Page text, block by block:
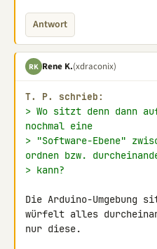
Antwort
RK Rene K.(xdraconix)
T. P. schrieb:
> Wo sitzt denn dann auf
nochmal eine
> "Software-Ebene"
ordnen bzw.
> kann?
Die Arduino-Umgebung
würfelt alles
nur diese.